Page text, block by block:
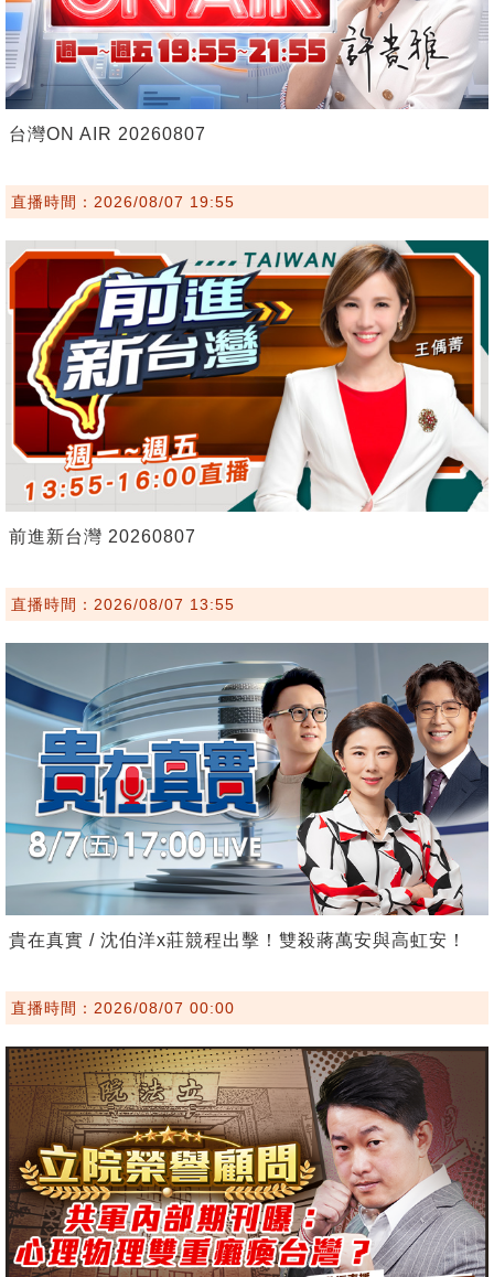
台灣ON AIR 20260807
直播時間：2026/08/07 19:55
前進新台灣 20260807
直播時間：2026/08/07 13:55
貴在真實 / 沈伯洋x莊競程出擊！雙殺蔣萬安與高虹安！
直播時間：2026/08/07 00:00